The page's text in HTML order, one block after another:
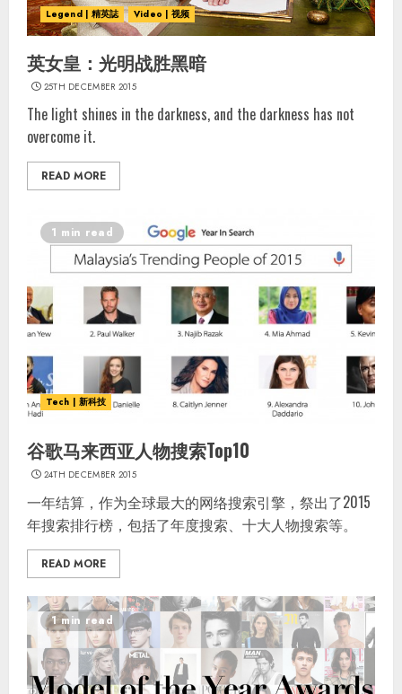
Legend | 精英誌 Video | 视频
英女皇：光明战胜黑暗
25TH DECEMBER 2015
The light shines in the darkness, and the darkness has not
overcome it.
READ MORE
1 min read
Tech | 新科技
谷歌马来西亚人物搜索Top10
24TH DECEMBER 2015
一年结算，作为全球最大的网络搜索引擎，祭出了2015
年搜索排行榜，包括了年度搜索、十大人物搜索等。
READ MORE
1 min read